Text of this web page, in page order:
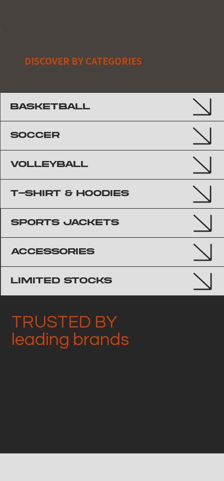
DISCOVER BY CATEGORIES
BASKETBALL
SOCCER
VOLLEYBALL
T-SHIRT & HOODIES
SPORTS JACKETS
accessories
limited stocks
TRUSTED BY
leading brands